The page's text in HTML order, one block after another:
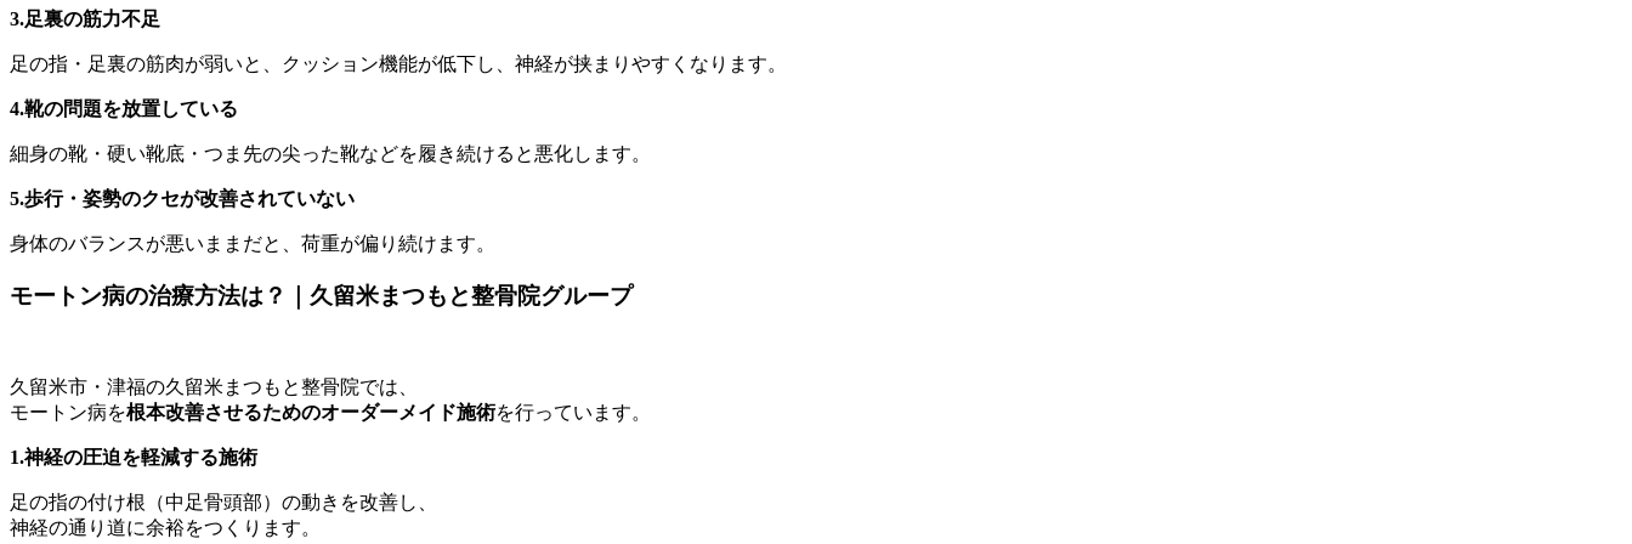
3.足裏の筋力不足
足の指・足裏の筋肉が弱いと、クッション機能が低下し、神経が挟まりやすくなります。
4.靴の問題を放置している
細身の靴・硬い靴底・つま先の尖った靴などを履き続けると悪化します。
5.歩行・姿勢のクセが改善されていない
身体のバランスが悪いままだと、荷重が偏り続けます。
モートン病の治療方法は？｜久留米まつもと整骨院グループ
久留米市・津福の久留米まつもと整骨院では、
モートン病を根本改善させるためのオーダーメイド施術を行っています。
1.神経の圧迫を軽減する施術
足の指の付け根（中足骨頭部）の動きを改善し、
神経の通り道に余裕をつくります。